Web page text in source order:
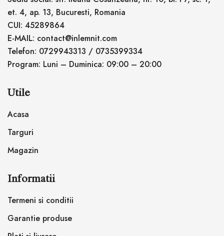
et. 4, ap. 13, Bucuresti, Romania
CUI: 45289864
E-MAIL: contact@inlemnit.com
Telefon: 0729943313 / 0735399334
Program: Luni – Duminica: 09:00 – 20:00
Utile
Acasa
Targuri
Magazin
Informatii
Termeni si conditii
Garantie produse